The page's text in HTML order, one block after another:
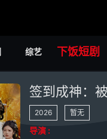
综艺 下饭短剧
2026 暂无
导演 :